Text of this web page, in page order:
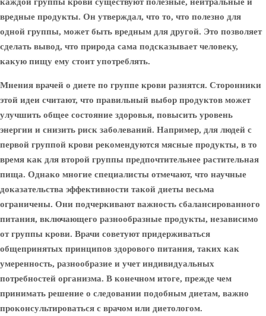
вредные продукты. Он утверждал, что то, что полезно для
одной группы, может быть вредным для другой. Это позволяет
сделать вывод, что природа сама подсказывает человеку,
какую пищу ему стоит употреблять.
Мнения врачей о диете по группе крови разнятся. Сторонники
этой идеи считают, что правильный выбор продуктов может
улучшить общее состояние здоровья, повысить уровень
энергии и снизить риск заболеваний. Например, для людей с
первой группой крови рекомендуются мясные продукты, в то
время как для второй группы предпочтительнее растительная
пища. Однако многие специалисты отмечают, что научные
доказательства эффективности такой диеты весьма
ограничены. Они подчеркивают важность сбалансированного
питания, включающего разнообразные продукты, независимо
от группы крови. Врачи советуют придерживаться
общепринятых принципов здорового питания, таких как
умеренность, разнообразие и учет индивидуальных
потребностей организма. В конечном итоге, прежде чем
принимать решение о следовании подобным диетам, важно
проконсультироваться с врачом или диетологом.